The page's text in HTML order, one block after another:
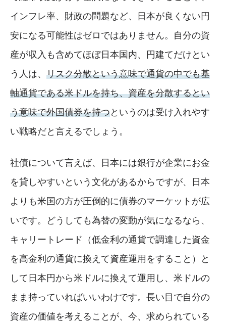
インフレ率、財政の問題など、日本が良くない円
安になる可能性はゼロではありません。自分の資
産が収入も含めてほぼ日本国内、円建てだけとい
う人は、 リスク分散という意味で通貨の中でも基
軸通貨である米ドルを持ち、資産を分散するとい
う意味で外国債券を持つというのは受け入れやす
い戦略だと言えるでしょう。
社債について言えば、日本には銀行が企業にお金
を貸しやすいという文化があるからですが、日本
よりも米国の方が圧倒的に債券のマーケットが広
いです。どうしても為替の変動が気になるなら、
キャリートレード（低金利の通貨で調達した資金
を高金利の通貨に換えて資産運用をすること）と
して日本円から米ドルに換えて運用し、米ドルの
まま持っていればいいわけです。長い目で自分の
資産の価値を考えることが、今、求められている